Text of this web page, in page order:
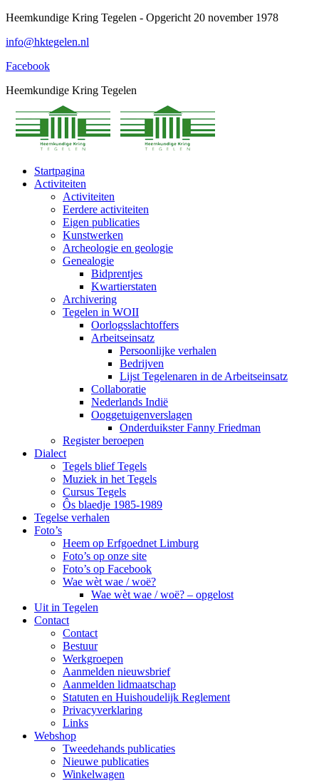
Spring
content
Heemkundige Kring Tegelen - Opgericht 20 november 1978
info@hktegelen.nl
Facebook
Heemkundige Kring Tegelen
Startpagina
Activiteiten
Activiteiten
Eerdere activiteiten
Eigen publicaties
Kunstwerken
Archeologie en geologie
Genealogie
Bidprentjes
Kwartierstaten
Archivering
Tegelen in WOII
Oorlogsslachtoffers
Arbeitseinsatz
Persoonlijke verhalen
Bedrijven
Lijst Tegelenaren in de Arbeitseinsatz
Collaboratie
Nederlands Indië
Ooggetuigenverslagen
Onderduikster Fanny Friedman
Register beroepen
Dialect
Tegels blief Tegels
Muziek in het Tegels
Cursus Tegels
Ôs blaedje 1985-1989
Tegelse verhalen
Foto’s
Heem op Erfgoednet Limburg
Foto’s op onze site
Foto’s op Facebook
Wae wèt wae / woë?
Wae wèt wae / woë? – opgelost
Uit in Tegelen
Contact
Contact
Bestuur
Werkgroepen
Aanmelden nieuwsbrief
Aanmelden lidmaatschap
Statuten en Huishoudelijk Reglement
Privacyverklaring
Links
Webshop
Tweedehands publicaties
Nieuwe publicaties
Winkelwagen